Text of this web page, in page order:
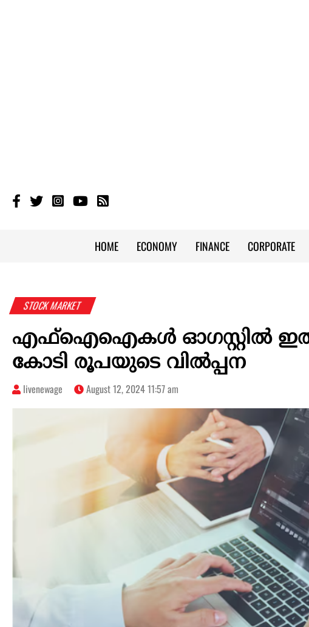
HOME ECONOMY FINANCE CORPORATE
STOCK MARKET
എഫ്‌ഐഐകള്‍ ഓഗസ്റ്റില്‍
കോടി രൂപയുടെ വില്‍പ്പന
livenewage August 12, 2024 11:57 am